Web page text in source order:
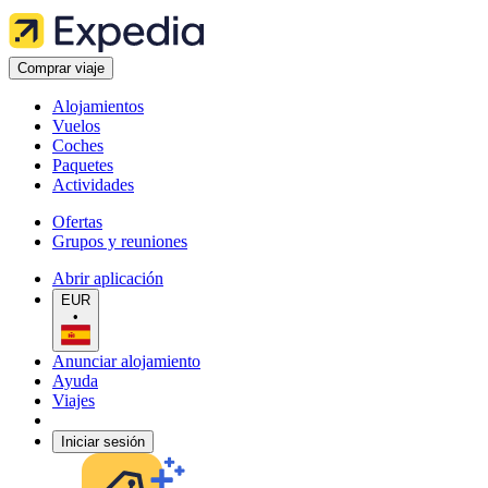
Comprar viaje
Alojamientos
Vuelos
Coches
Paquetes
Actividades
Ofertas
Grupos y reuniones
Abrir aplicación
EUR
•
Anunciar alojamiento
Ayuda
Viajes
Iniciar sesión